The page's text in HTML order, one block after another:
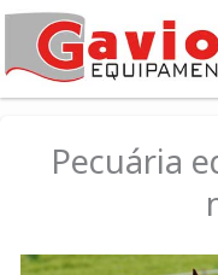
Ir
para
o
conteúdo
Pecuária